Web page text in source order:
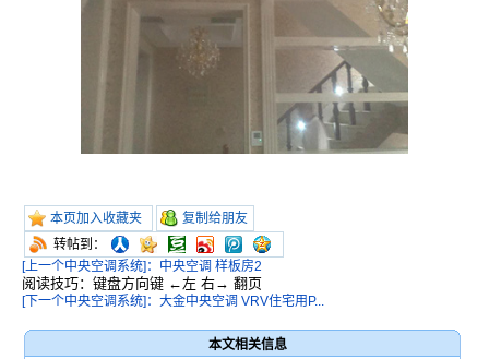
本页加入收藏夹
复制给朋友
转帖到：
[上一个中央空调系统]：中央空调 样板房2
阅读技巧：键盘方向键 ←左 右→ 翻页
[下一个中央空调系统]：大金中央空调 VRV住宅用P...
本文相关信息